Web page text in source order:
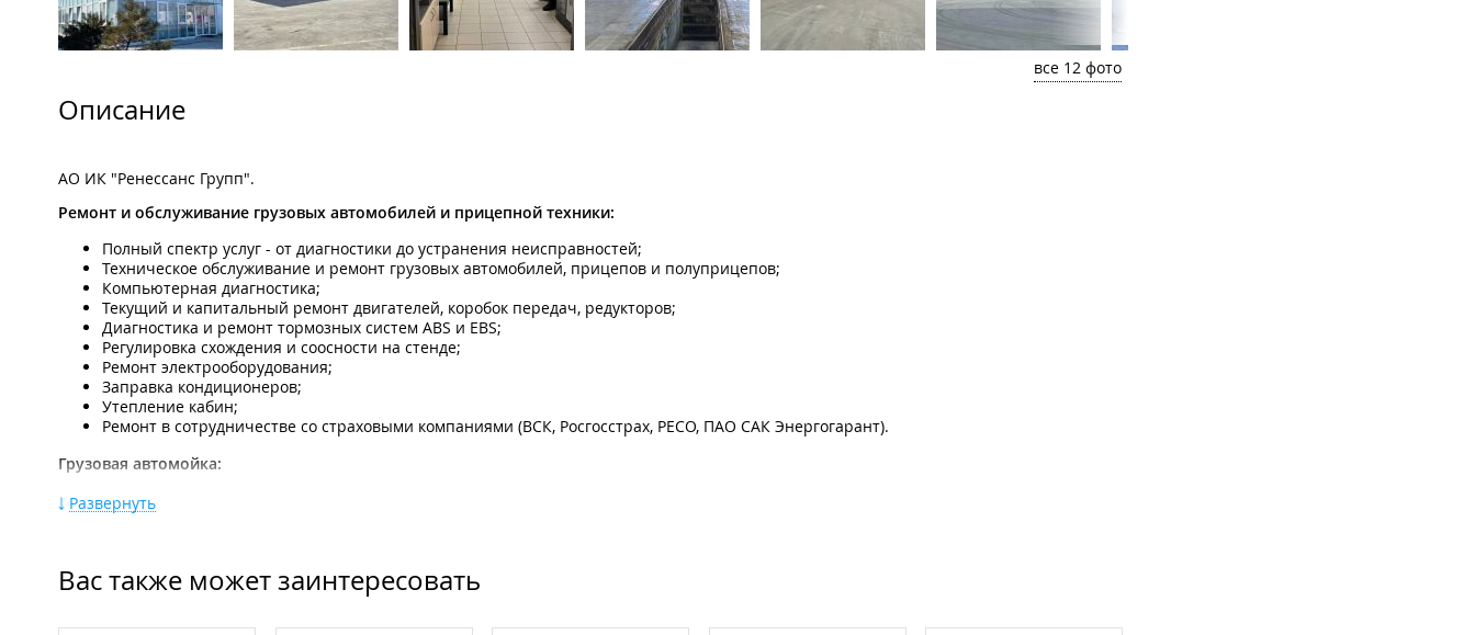
все 12 фото
Описание
АО ИК "Ренессанс Групп".
Ремонт и обслуживание грузовых автомобилей и прицепной техники:
Полный спектр услуг - от диагностики до устранения неисправностей;
Техническое обслуживание и ремонт грузовых автомобилей, прицепов и полуприцепов;
Компьютерная диагностика;
Текущий и капитальный ремонт двигателей, коробок передач, редукторов;
Диагностика и ремонт тормозных систем АВS и EBS;
Регулировка схождения и соосности на стенде;
Ремонт электрооборудования;
Заправка кондиционеров;
Утепление кабин;
Ремонт в сотрудничестве со страховыми компаниями (ВСК, Росгосстрах, РЕСО, ПАО САК Энергогарант).
Грузовая автомойка:
Мойка крупногабаритного грузового автотранспорта, включая тягачи, полуприцепы, автобусы и автопоезда. Специальный сквозной бокс
Услуга “Выездной сервис” для ремонта автомобиля на месте. Позволит сэкономить деньги и время на доставке техники на станцию. Выезд
Развернуть
Вас также может заинтересовать